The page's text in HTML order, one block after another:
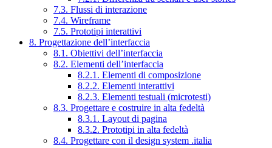
7.3. Flussi di interazione
7.4. Wireframe
7.5. Prototipi interattivi
8. Progettazione dell’interfaccia
8.1. Obiettivi dell’interfaccia
8.2. Elementi dell’interfaccia
8.2.1. Elementi di composizione
8.2.2. Elementi interattivi
8.2.3. Elementi testuali (microtesti)
8.3. Progettare e costruire in alta fedeltà
8.3.1. Layout di pagina
8.3.2. Prototipi in alta fedeltà
8.4. Progettare con il design system .italia